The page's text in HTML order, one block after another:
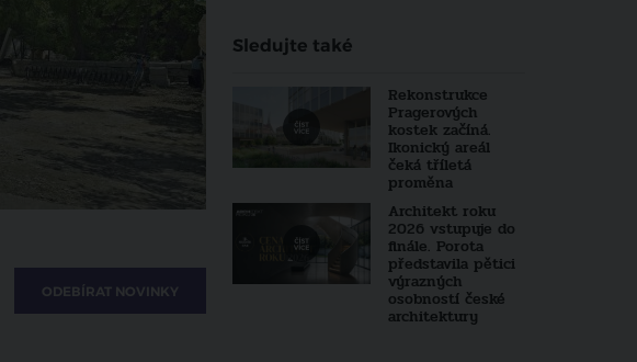
ODEBÍRAT NOVINKY
Sledujte také
Rekonstrukce
Pragerových
kostek začíná.
Ikonický areál
čeká tříletá
proměna
Architekt roku
2026 vstupuje do
finále. Porota
představila pětici
výrazných
osobností české
architektury